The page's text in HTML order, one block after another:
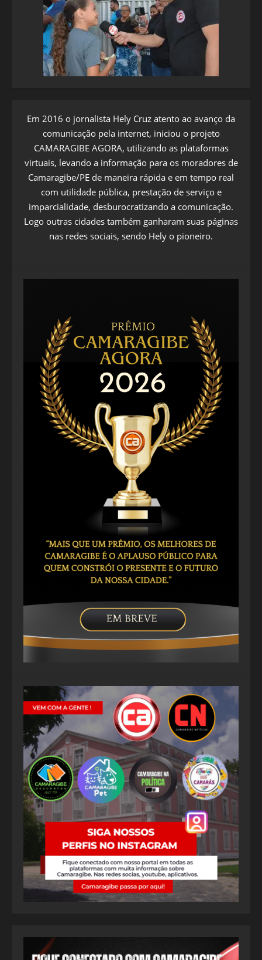
Em 2016 o jornalista Hely Cruz atento ao avanço da
comunicação pela internet, iniciou o projeto
CAMARAGIBE AGORA, utilizando as plataformas
virtuais, levando a informação para os moradores de
Camaragibe/PE de maneira rápida e em tempo real
com utilidade pública, prestação de serviço e
imparcialidade, desburocratizando a comunicação.
Logo outras cidades também ganharam suas páginas
nas redes sociais, sendo Hely o pioneiro.